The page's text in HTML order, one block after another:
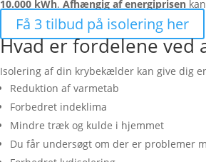
10.000 kWh. Afhængig af energiprisen
Få 3 tilbud på isolering her
Hvad er fordelene ved
Isolering af din krybekælder kan give dig
Reduktion af varmetab
Forbedret indeklima
Mindre træk og kulde i hjemmet
Du får undersøgt om der er problemer